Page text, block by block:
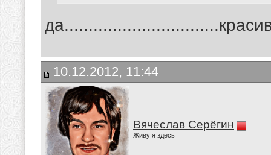
10.12.2012, 11:44
Вячеслав Серёгин
Живу я здесь